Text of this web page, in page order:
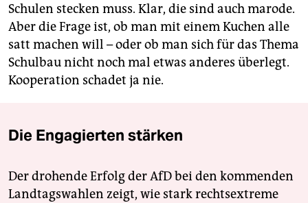
Schulen stecken muss. Klar, die sind auch marode.
Aber die Frage ist, ob man mit einem Kuchen alle
satt machen will – oder ob man sich für das Thema
Schulbau nicht noch mal etwas anderes überlegt.
Kooperation schadet ja nie.
Die Engagierten stärken
Der drohende Erfolg der AfD bei den kommenden
Landtagswahlen zeigt, wie stark rechtsextreme